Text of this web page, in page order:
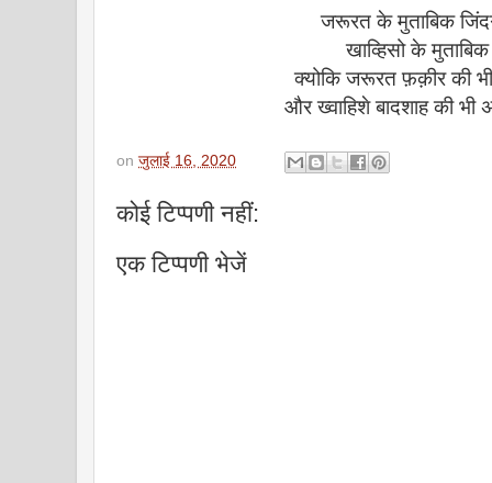
जरूरत के मुताबिक
खाव्हिसो के
क्योकि जरूरत फ़क़ीर की भी
और ख्वाहिशे बादशाह की भी
on जुलाई 16, 2020
कोई टिप्पणी नहीं:
एक टिप्पणी भेजें